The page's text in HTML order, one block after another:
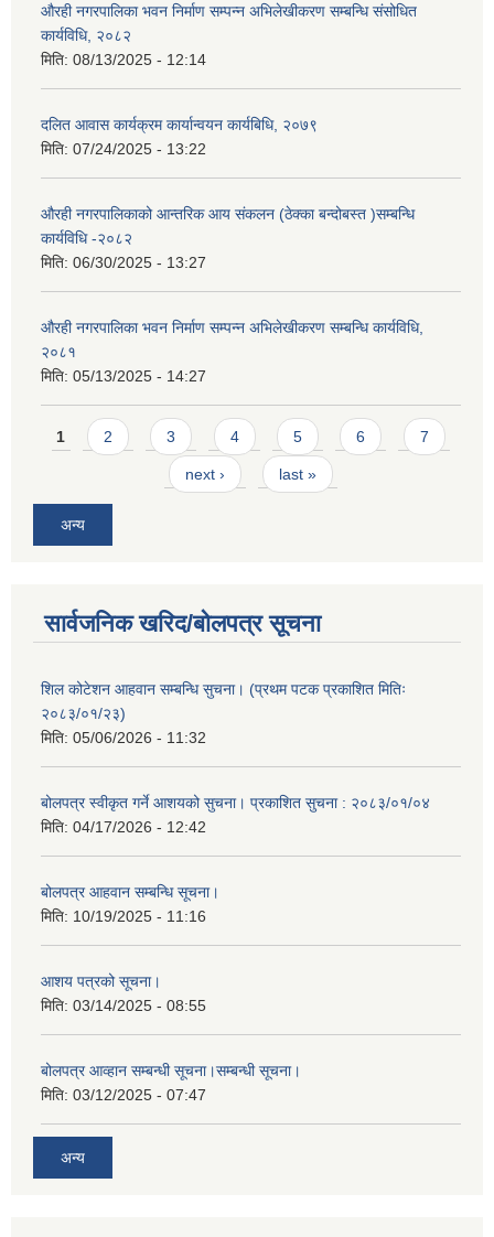
औरही नगरपालिका भवन निर्माण सम्पन्न अभिलेखीकरण सम्बन्धि संसोधित
कार्यविधि, २०८२
मिति: 08/13/2025 - 12:14
दलित आवास कार्यक्रम कार्यान्वयन कार्यबिधि, २०७९
मिति: 07/24/2025 - 13:22
औरही नगरपालिकाको आन्तरिक आय संकलन (ठेक्का बन्दोबस्त )सम्बन्धि
कार्यविधि -२०८२
मिति: 06/30/2025 - 13:27
औरही नगरपालिका भवन निर्माण सम्पन्न अभिलेखीकरण सम्बन्धि कार्यविधि,
२०८१
मिति: 05/13/2025 - 14:27
Pages
1 2 3 4 5 6 7
next › last »
अन्य
सार्वजनिक खरिद/बोलपत्र सूचना
शिल कोटेशन आहवान सम्बन्धि सुचना। (प्रथम पटक प्रकाशित मितिः
२०८३/०१/२३)
मिति: 05/06/2026 - 11:32
बोलपत्र स्वीकृत गर्ने आशयको सुचना। प्रकाशित सुचना : २०८३/०१/०४
मिति: 04/17/2026 - 12:42
बोलपत्र आहवान सम्बन्धि सूचना।
मिति: 10/19/2025 - 11:16
आशय पत्रको सूचना।
मिति: 03/14/2025 - 08:55
बोलपत्र आव्हान सम्बन्धी सूचना।सम्बन्धी सूचना।
मिति: 03/12/2025 - 07:47
अन्य